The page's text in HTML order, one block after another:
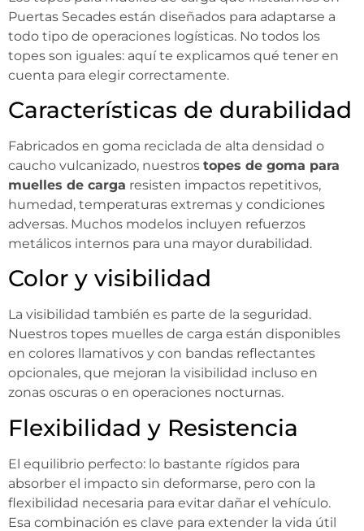
Puertas Secades están diseñados para adaptarse a
todo tipo de operaciones logísticas. No todos los
topes son iguales: aquí te explicamos qué tener en
cuenta para elegir correctamente.
Características de durabilidad
Fabricados en goma reciclada de alta densidad o
caucho vulcanizado, nuestros topes de goma para
muelles de carga resisten impactos repetitivos,
humedad, temperaturas extremas y condiciones
adversas. Muchos modelos incluyen refuerzos
metálicos internos para una mayor durabilidad.
Color y visibilidad
La visibilidad también es parte de la seguridad.
Nuestros topes muelles de carga están disponibles
en colores llamativos y con bandas reflectantes
opcionales, que mejoran la visibilidad incluso en
zonas oscuras o en operaciones nocturnas.
Flexibilidad y Resistencia
El equilibrio perfecto: lo bastante rígidos para
absorber el impacto sin deformarse, pero con la
flexibilidad necesaria para evitar dañar el vehículo.
Esa combinación es clave para extender la vida útil